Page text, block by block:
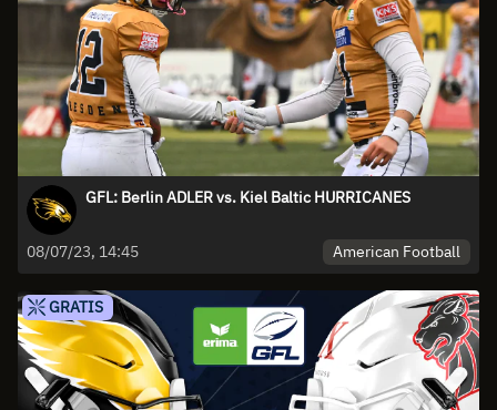
GFL: Berlin ADLER vs. Kiel Baltic HURRICANES
08/07/23, 14:45 American Football
GRATIS